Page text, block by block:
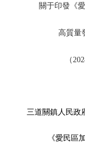
關于印發《
高質量
（
三道關鎮人民政
《愛民區